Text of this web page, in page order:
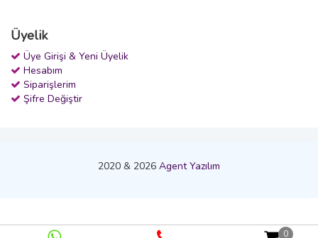
Üyelik
Üye Girişi & Yeni Üyelik
Hesabım
Siparişlerim
Şifre Değiştir
2020 & 2026 Agent Yazılım
0